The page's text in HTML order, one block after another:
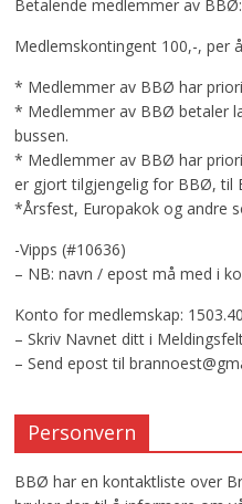
Betalende medlemmer av BBØ:
Medlemskontingent 100,-, per
* Medlemmer av BBØ har
* Medlemmer av BBØ betaler
bussen.
* Medlemmer av BBØ har
er gjort tilgjengelig for BBØ, til
*Årsfest, Europakok og andre
-Vipps (#10636)
– NB: navn / epost må med i
Konto for medlemskap:
– Skriv Navnet ditt i
– Send epost til
Personvern
BBØ har en kontaktliste over